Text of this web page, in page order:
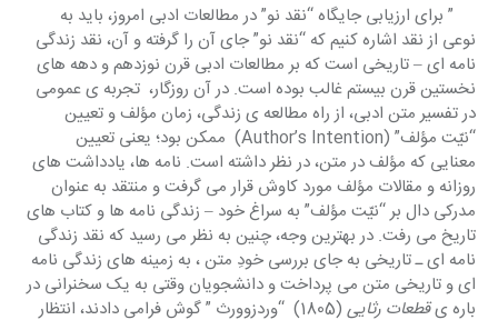
” برای ارزیابی جایگاه “نقد نو” در مطالعات ادبی امروز، باید به
نوعی از نقد اشاره کنیم که “نقد نو” جای آن را گرفته و آن، نقد زندگی
نامه ای – تاریخی است که بر مطالعات ادبی قرن نوزدهم و دهه های
نخستین قرن بیستم غالب بوده است. در آن روزگار،  تجربه ی عمومی
در تفسیر متن ادبی، از راه مطالعه ی زندگی، زمان مؤلف و تعیین
“نیّت مؤلف” (Author’s Intention)  ممکن بود؛ یعنی تعیین
معنایی که مؤلف در متن، در نظر داشته است. نامه ها، یادداشت های
روزانه و مقالات مؤلف مورد کاوش قرار می گرفت و منتقد به عنوان
مدرکی دال بر “نیّت مؤلف” به سراغ خود – زندگی نامه ها و کتاب های
تاریخ می رفت. در بهترین وجه، چنین به نظر می رسید که نقد زندگی
نامه ای ـ تاریخی به جای بررسی خودِ متن ، به زمینه های زندگی نامه
ای و تاریخی متن می پرداخت و دانشجویان وقتی به یک سخنرانی در
باره ی قطعات رثایی
(1805)  “وردزوورث ” گوش فرامی دادند، انتظار